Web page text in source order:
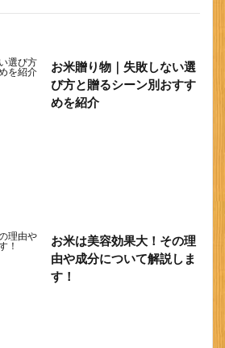
お米贈り物｜失敗しない選
び方と贈るシーン別おすす
めを紹介
お米は美容効果大！その理
由や成分について解説しま
す！